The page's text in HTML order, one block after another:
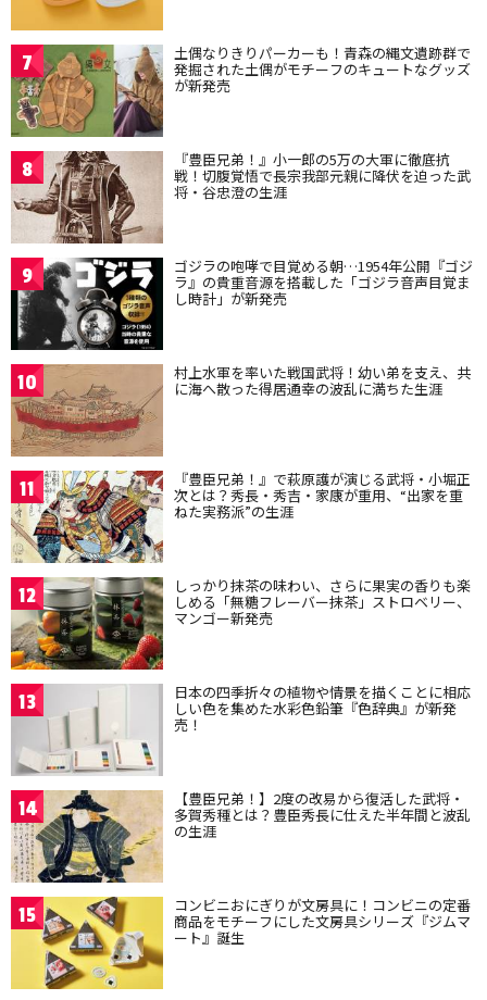
7 土偶なりきりパーカーも！青森の縄文遺跡群で
発掘された土偶がモチーフのキュートなグッズ
が新発売
8 『豊臣兄弟！』小一郎の5万の大軍に徹底抗
戦！切腹覚悟で長宗我部元親に降伏を迫った武
将・谷忠澄の生涯
9 ゴジラの咆哮で目覚める朝…1954年公開『ゴジ
ラ』の貴重音源を搭載した「ゴジラ音声目覚ま
し時計」が新発売
10 村上水軍を率いた戦国武将！幼い弟を支え、共
に海へ散った得居通幸の波乱に満ちた生涯
11 『豊臣兄弟！』で萩原護が演じる武将・小堀正
次とは？秀長・秀吉・家康が重用、“出家を重
ねた実務派”の生涯
12 しっかり抹茶の味わい、さらに果実の香りも楽
しめる「無糖フレーバー抹茶」ストロベリー、
マンゴー新発売
13 日本の四季折々の植物や情景を描くことに相応
しい色を集めた水彩色鉛筆『色辞典』が新発
売！
14 【豊臣兄弟！】2度の改易から復活した武将・
多賀秀種とは？豊臣秀長に仕えた半年間と波乱
の生涯
15 コンビニおにぎりが文房具に！コンビニの定番
商品をモチーフにした文房具シリーズ『ジムマ
ート』誕生